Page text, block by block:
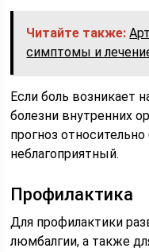
Читайте также:
симптомы и
Если боль возникает
болезни внутренних
прогноз
неблагоприятный.
Профилактика
Для профилактики
люмбалгии, а также